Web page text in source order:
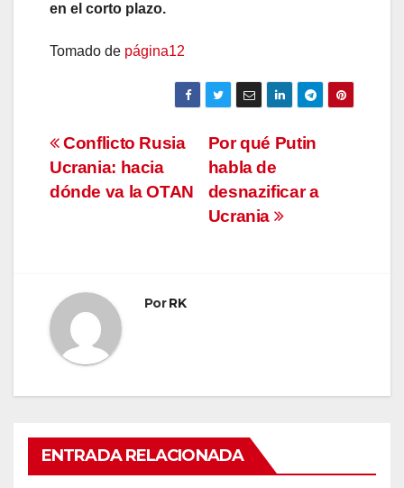
en el corto plazo.
Tomado de página12
Navegación
de
Por qué Putin
habla de
desnazificar a
Ucrania
Conflicto Rusia
Ucrania: hacia
dónde va la OTAN
PorRK
ENTRADA RELACIONADA